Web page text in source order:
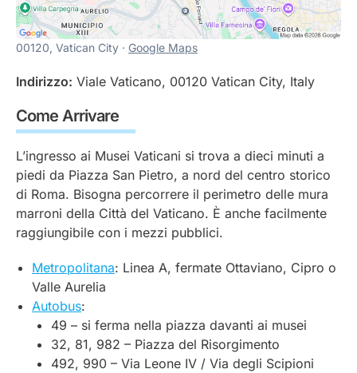
00120, Vatican City · Google Maps
Indirizzo: Viale Vaticano, 00120 Vatican City, Italy
Come Arrivare
L’ingresso ai Musei Vaticani si trova a dieci minuti a
piedi da Piazza San Pietro, a nord del centro storico
di Roma. Bisogna percorrere il perimetro delle mura
marroni della Città del Vaticano. È anche facilmente
raggiungibile con i mezzi pubblici.
Metropolitana: Linea A, fermate Ottaviano, Cipro o
Valle Aurelia
Autobus:
49 – si ferma nella piazza davanti ai musei
32, 81, 982 – Piazza del Risorgimento
492, 990 – Via Leone IV / Via degli Scipioni